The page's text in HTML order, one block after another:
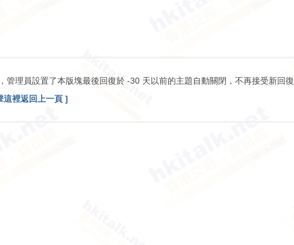
管理員設置了本版塊最後回復於 -30 天以前的主題自動關閉，不再接受新回復
這裡返回上一頁 ]